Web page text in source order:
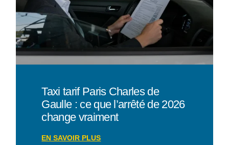
Taxi tarif Paris Charles de
Gaulle : ce que l’arrêté de 2026
change vraiment
EN SAVOIR PLUS